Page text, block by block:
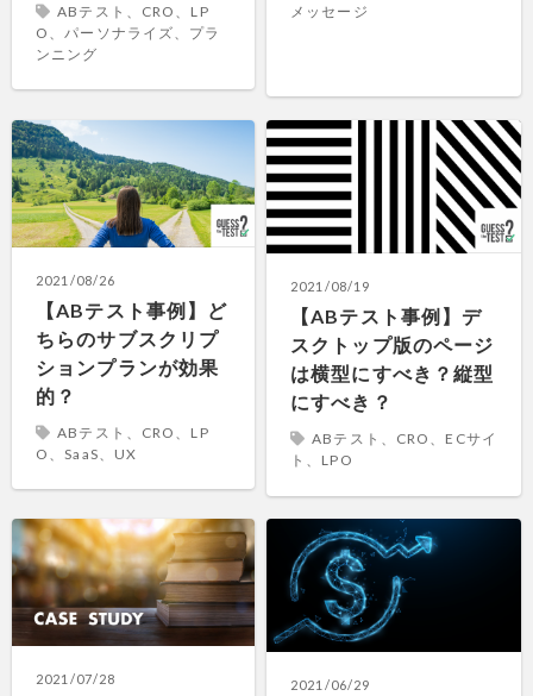
ABテスト、CRO、LP
O、パーソナライズ、プラ
ンニング
メッセージ
2021/08/26
【ABテスト事例】ど
ちらのサブスクリプ
ションプランが効果
的？
ABテスト、CRO、LP
O、SaaS、UX
2021/08/19
【ABテスト事例】デ
スクトップ版のページ
は横型にすべき？縦型
にすべき？
ABテスト、CRO、ECサイ
ト、LPO
2021/07/28 2021/06/29